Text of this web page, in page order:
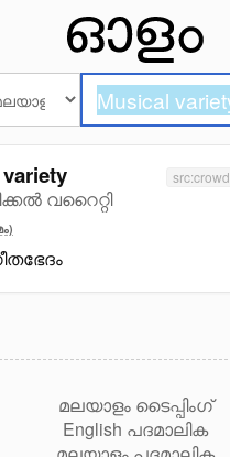
വറൈറ്റി
src:crowd
മലയാളം ടൈപ്പിംഗ്
English പദമാലിക